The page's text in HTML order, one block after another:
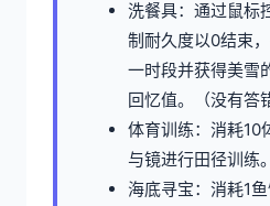
洗餐具：通过鼠标
制耐久度以0结束
一时段并获得美雪
回忆值。（没有答
体育训练：消耗10
与镜进行田径训练
海底寻宝：消耗1